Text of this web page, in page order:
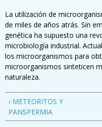
La utilización de
de miles de años atrás. Sin
genética ha supuesto una
microbiología industrial.
los microorganismos para
microorganismos sinteticen
naturaleza.
‹ METEORITOS Y
PANSPERMIA